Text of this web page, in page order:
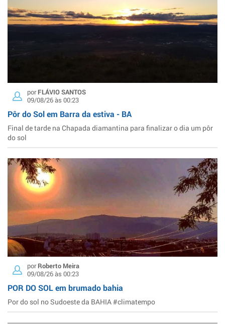
porFLÁVIO SANTOS
09/08/26 às 00:23
Pôr do Sol em Barra da estiva - BA
Final de tarde na Chapada diamantina para finalizar o dia um pôr
do sol
porRoberto Meira
09/08/26 às 00:23
POR DO SOL em brumado bahia
Por do sol no Sudoeste da BAHIA #climatempo